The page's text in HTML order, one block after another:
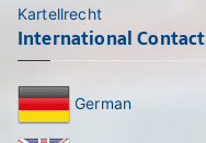
Kartellrecht
International Contact
German